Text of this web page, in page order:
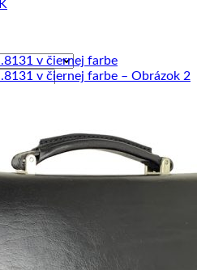
s brzdou
opasky 3cm
opasky 3.5cm
opasky – Limited
viazané šatkou
kovové pracky
kožené remene
pracky